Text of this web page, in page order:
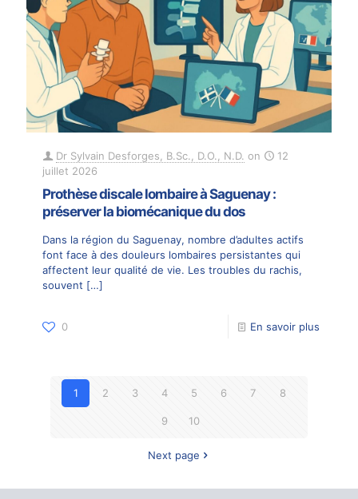
Dr Sylvain Desforges, B.Sc., D.O., N.D. on
12
juillet 2026
Prothèse discale lombaire à Saguenay :
préserver la biomécanique du dos
Dans la région du Saguenay, nombre d’adultes actifs
font face à des douleurs lombaires persistantes qui
affectent leur qualité de vie. Les troubles du rachis,
souvent […]
0 En savoir plus
1 2 3 4 5 6 7 8
9 10
Next page